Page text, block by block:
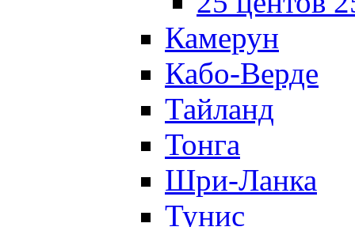
Камерун
Кабо-Верде
Тайланд
Тонга
Шри-Ланка
Тунис